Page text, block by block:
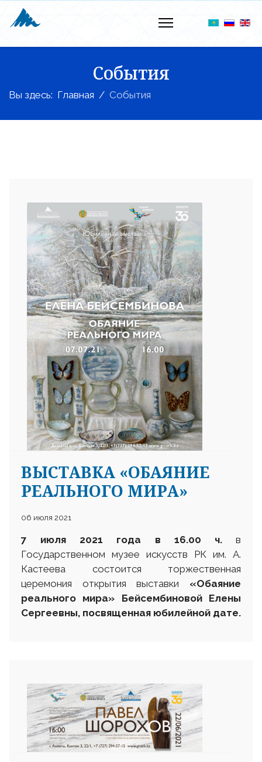
События
Вы здесь: Главная События
ВЫСТАВКА «ОБАЯНИЕ
РЕАЛЬНОГО МИРА»
06 июля 2021
7 июля 2021 года в 16.00 ч. в
Государственном музее искусств РК им. А.
Кастеева состоится торжественная
церемония открытия выставки «Обаяние
реального мира» Бейсембиновой Елены
Сергеевны, посвященная юбилейной дате.